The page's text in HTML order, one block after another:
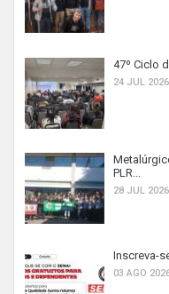
47º Ciclo
24 JUL 2026
PLR...
28 JUL 2026
Inscreva-
03 AGO